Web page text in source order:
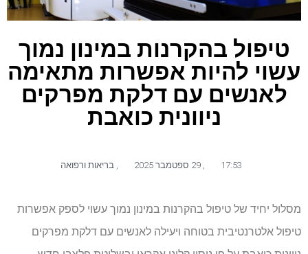
טיפול בהקרנות במינון נמוך
עשוי להיות אפשרות מתאימה
לאנשים עם דלקת מפרקים
ניוונית כואבת
17:53 בריאות ורפואה
מסלול יחיד של טיפול בהקרנות במינון נמוך עשוי לספק אפשרות
טיפול אלטרנטיבית בטוחה ויעילה לאנשים עם דלקת מפרקים